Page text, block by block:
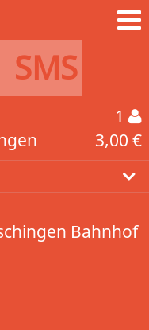
SMS
1
3,00 €
Bahnhof